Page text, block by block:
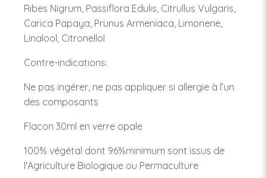
Ribes Nigrum, Passiflora Edulis, Citrullus Vulgaris,
Carica Papaya, Prunus Armeniaca, Limonene,
Linalool, Citronellol
Contre-indications:
Ne pas ingérer, ne pas appliquer si allergie à l’un
des composants
Flacon 30ml en verre opale
100% végétal dont 96%minimum sont issus de
l'Agriculture Biologique ou Permaculture